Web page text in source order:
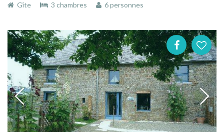
Gîte
3 chambres 6 personnes